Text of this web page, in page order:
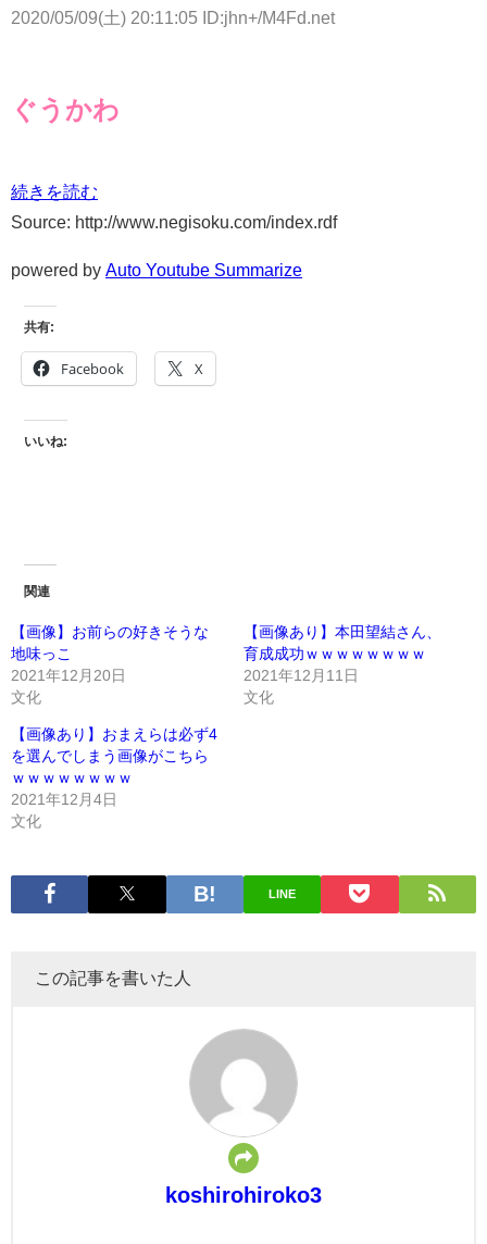
2020/05/09(土) 20:11:05 ID:jhn+/M4Fd.net
ぐうかわ
続きを読む
Source: http://www.negisoku.com/index.rdf
powered by Auto Youtube Summarize
共有:
Facebook X
いいね:
関連
【画像】お前らの好きそうな
地味っこ
2021年12月20日
文化
【画像あり】本田望結さん、
育成成功ｗｗｗｗｗｗｗｗ
2021年12月11日
文化
【画像あり】おまえらは必ず4
を選んでしまう画像がこちら
ｗｗｗｗｗｗｗｗ
2021年12月4日
文化
LINE
この記事を書いた人
koshirohiroko3